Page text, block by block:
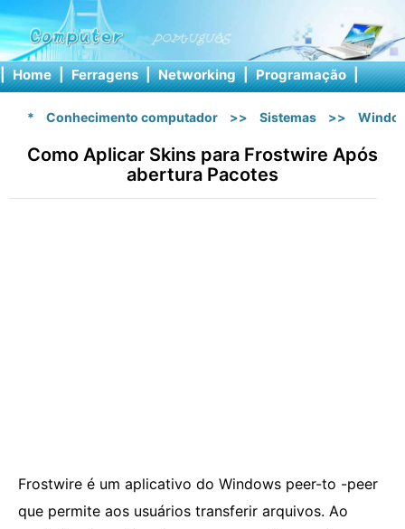
| Home | Ferragens | Networking | Programação |
* Conhecimento computador >> Sistemas >>
Como Aplicar Skins para Frostwire Após
abertura Pacotes
Frostwire é um aplicativo do Windows peer-to -peer
que permite aos usuários transferir arquivos. Ao